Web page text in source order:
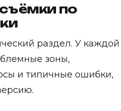
по
раздел. У каждой
зоны,
и типичные ошибки,